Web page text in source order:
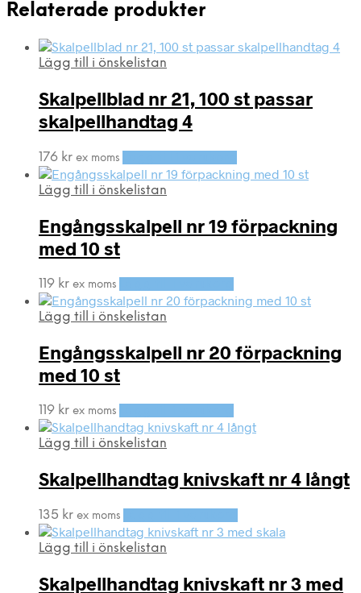
Relaterade produkter
Lägg till i önskelistan
Skalpellblad nr 21, 100 st passar
skalpellhandtag 4
176 kr ex moms
Lägg till i önskelistan
Engångsskalpell nr 19 förpackning
med 10 st
119 kr ex moms
Lägg till i önskelistan
Engångsskalpell nr 20 förpackning
med 10 st
119 kr ex moms
Lägg till i önskelistan
Skalpellhandtag knivskaft nr 4 långt
135 kr ex moms
Lägg till i önskelistan
Skalpellhandtag knivskaft nr 3 med